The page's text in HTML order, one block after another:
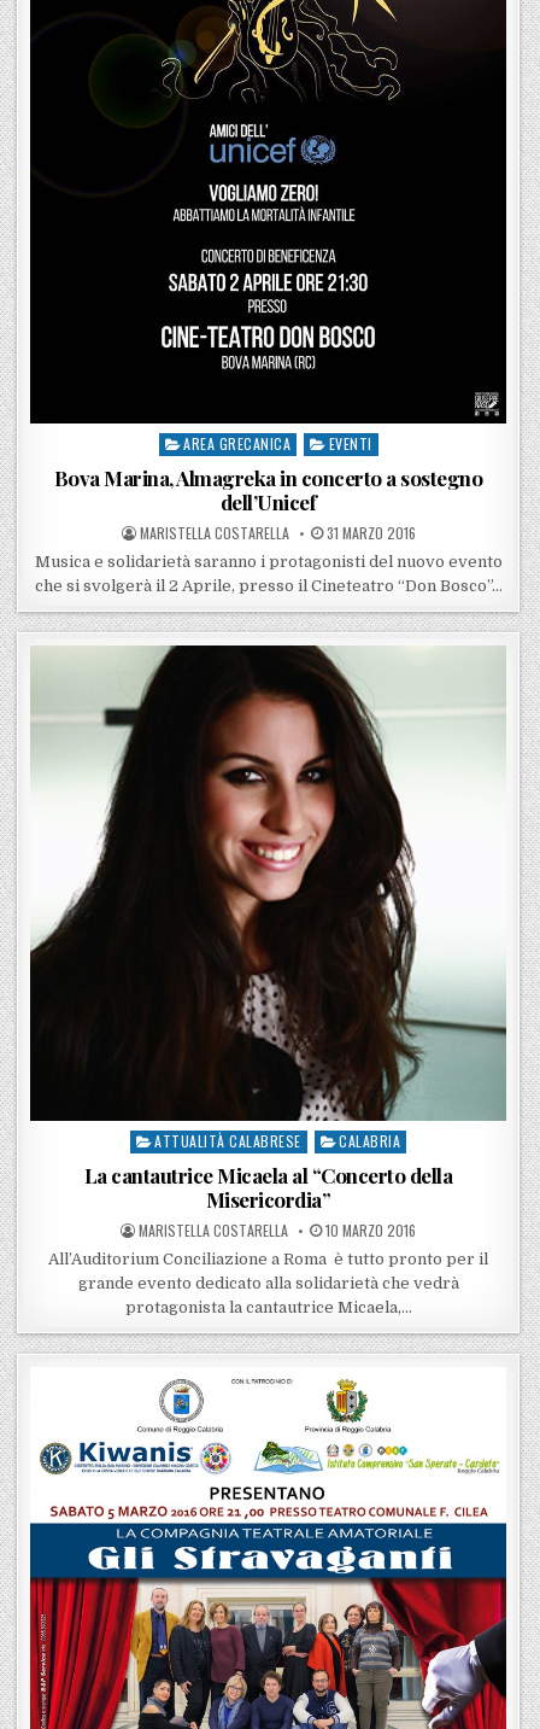
Posted in
AREA GRECANICA EVENTI
Bova Marina, Almagreka in concerto a sostegno
dell’Unicef
POSTED BY
MARISTELLA COSTARELLA POSTED ON
31 MARZO 2016
Musica e solidarietà saranno i protagonisti del nuovo evento
che si svolgerà il 2 Aprile, presso il Cineteatro “Don Bosco”…
Posted in
ATTUALITÀ CALABRESE CALABRIA
La cantautrice Micaela al “Concerto della
Misericordia”
POSTED BY
MARISTELLA COSTARELLA POSTED ON
10 MARZO 2016
All’Auditorium Conciliazione a Roma è tutto pronto per il
grande evento dedicato alla solidarietà che vedrà
protagonista la cantautrice Micaela,…